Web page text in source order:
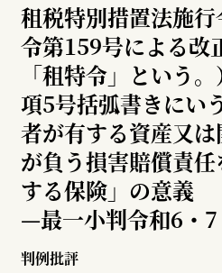
租税特別措置法施
令第159号による改
「租特令」という
項5号括弧書きにい
者が有する資産又
が負う損害賠償責
する保険」の意義
—最一小判令和6・
判例批評